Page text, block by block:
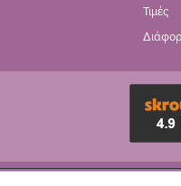
Τιμές